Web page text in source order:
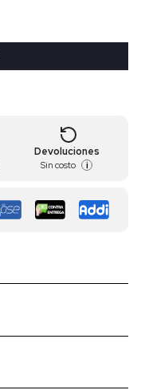
Devoluciones
Sin costo i